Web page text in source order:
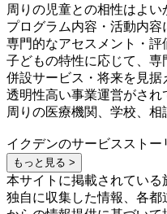
周りの児童との相性はよい
プログラム内容・活動内容
専門的なアセスメント・
子どもの特性に応じて、
併設サービス・将来を見据
透明性高い事業運営がされ
周りの医療機関、学校、
イクデンのサービスストー
もっと見る >
本サイトに掲載されてい
独自に収集した情報、各